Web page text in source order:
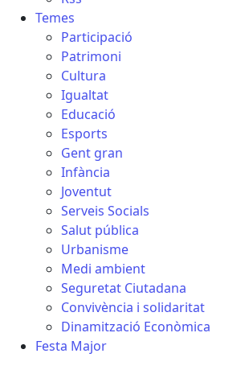
Temes
Participació
Patrimoni
Cultura
Igualtat
Educació
Esports
Gent gran
Infància
Joventut
Serveis Socials
Salut pública
Urbanisme
Medi ambient
Seguretat Ciutadana
Convivència i solidaritat
Dinamització Econòmica
Festa Major